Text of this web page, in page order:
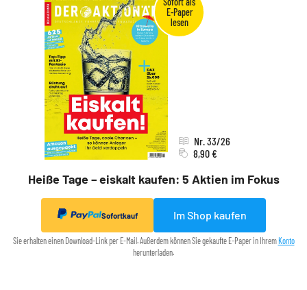
Heiße Tage – eiskalt kaufen: 5 Aktien im Fokus
Nr. 33/26
8,90 €
Sofortkauf Im Shop kaufen
Sie erhalten einen Download-Link per E-Mail. Außerdem können Sie gekaufte E-Paper in Ihrem Konto
herunterladen.